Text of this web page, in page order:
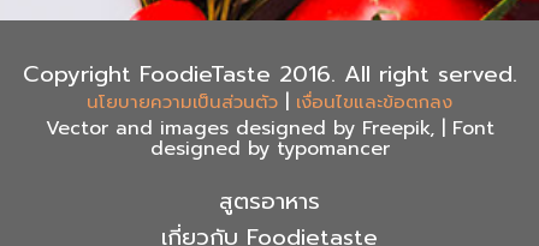
Copyright FoodieTaste 2016. All right served.
นโยบายความเป็นส่วนตัว | เงื่อนไขและข้อตกลง
Vector and images designed by Freepik, | Font
designed by typomancer
สูตรอาหาร
เกี่ยวกับ Foodietaste